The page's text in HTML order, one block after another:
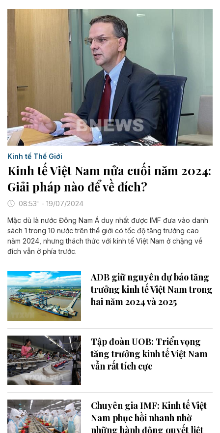
Kinh tế Thế Giới
Kinh tế Việt Nam nửa cuối năm 2024:
Giải pháp nào để về đích?
08:53' - 19/07/2024
Mặc dù là nước Đông Nam Á duy nhất được IMF đưa vào danh
sách 1 trong 10 nước trên thế giới có tốc độ tăng trưởng cao
năm 2024, nhưng thách thức với kinh tế Việt Nam ở chặng về
đích vẫn ở phía trước.
ADB giữ nguyên dự báo tăng
trưởng kinh tế Việt Nam trong
hai năm 2024 và 2025
Tập đoàn UOB: Triển vọng
tăng trưởng kinh tế Việt Nam
vẫn rất tích cực
Chuyên gia IMF: Kinh tế Việt
Nam phục hồi nhanh nhờ
những hành động quyết liệt